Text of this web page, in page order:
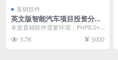
直销软件
英文版智能汽车项目投资分红
直销软件 直销系统 直销管理
本套直销软件需要环境：PHP8.0+
MYSQL，是一套英文版智能汽车项
目投资分红...
3.7K 3000